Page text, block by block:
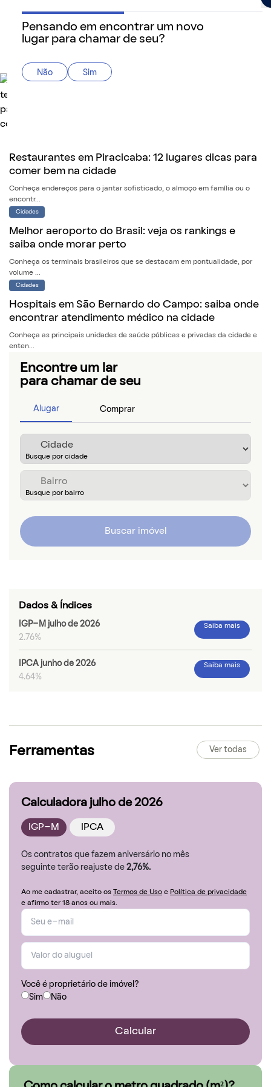
Faculdades em Juiz de Fora: 5 melhores
Saiba onde encontrar os melhores cursos superiores na cidade da Zona da
Restaurantes em Piracicaba: 12 lugares dicas para
comer bem na cidade
Conheça endereços para o jantar sofisticado, o almoço em família ou o
encontr...
Cidades
Melhor aeroporto do Brasil: veja os rankings e
saiba onde morar perto
Conheça os terminais brasileiros que se destacam em pontualidade, por
volume ...
Cidades
Hospitais em São Bernardo do Campo: saiba onde
encontrar atendimento médico na cidade
Conheça as principais unidades de saúde públicas e privadas da cidade e
enten...
Encontre um lar
para chamar de seu
Alugar Comprar
Buscar imóvel
Dados & Índices
IGP-M julho de 2026
2.76%
Saiba mais
IPCA junho de 2026
4.64%
Saiba mais
Ferramentas Ver todas
Calculadora julho de 2026
IGP-M IPCA
Os contratos que fazem aniversário no mês
seguinte terão reajuste de 2,76%.
Ao me cadastrar, aceito os Termos de Uso e Política de privacidade
e afirmo ter 18 anos ou mais.
Você é proprietário de imóvel?
Sim
Não
Calcular
Pensando em encontrar um novo
lugar para chamar de seu?
Não Sim